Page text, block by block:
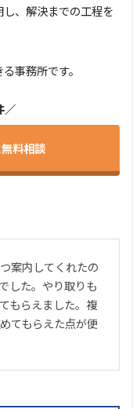
、解決までの工程を
事務所です。
／
料相談
案内してくれたの
した。やり取りも
もらえました。複
てもらえた点が便